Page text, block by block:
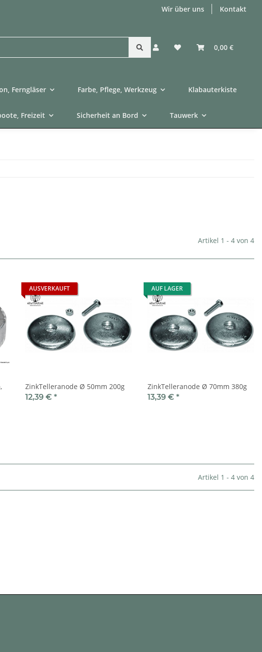
Wir über uns Kontakt
0,00 €
Ferngläser Farbe, Pflege, Werkzeug Klabauterkiste
Freizeit Sicherheit an Bord Tauwerk
Artikel 1 - 4 von 4
AUSVERKAUFT
ZinkTelleranode Ø 50mm 200g
12,39 € *
AUF LAGER
ZinkTelleranode Ø 70mm 380g
13,39 € *
Artikel 1 - 4 von 4